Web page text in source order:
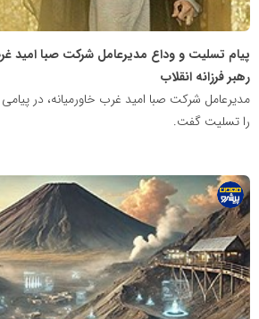
پیام تسلیت و وداع مدیرعامل شرکت صبا امید
رهبر فرزانه انقلاب
مدیرعامل شرکت صبا امید غرب خاورمیانه، در
را تسلیت گفت.
پایگاه
اطلاع
رسانی
معدن
پیشرو